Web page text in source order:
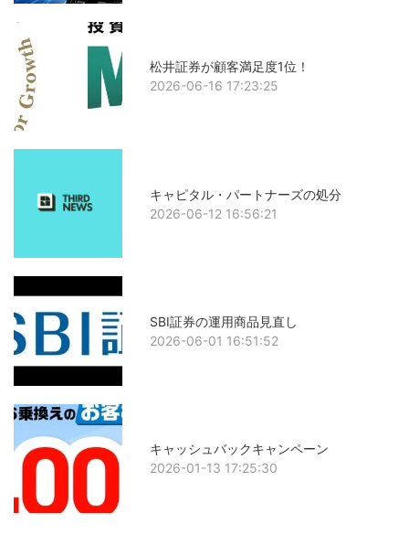
松井証券が顧客満足度1位！
2026-06-16 17:23:25
キャピタル・パートナーズの処分
2026-06-12 16:56:21
SBI証券の運用商品見直し
2026-06-01 16:51:52
キャッシュバックキャンペーン
2026-01-13 17:25:30